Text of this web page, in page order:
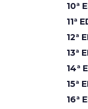
10ª
11ª
12ª
13ª
14ª
15ª
16ª